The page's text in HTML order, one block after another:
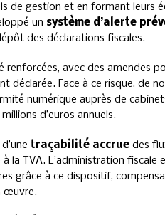
de gestion et en formant leurs
un système d’alerte
des déclarations fiscales.
avec des amendes
déclarée. Face à ce risque, de
numérique auprès de
d’euros annuels.
traçabilité accruedes
la TVA. L’administration fiscale
grâce à ce dispositif,
œuvre.